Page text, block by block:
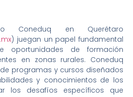
Coneduq en Querétaro
) juegan un papel fundamental
oportunidades de formación
en zonas rurales. Coneduq
programas y cursos diseñados
y conocimientos de los
los desafíos específicos que